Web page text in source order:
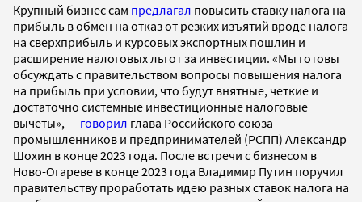
Крупный бизнес сам предлагал повысить ставку налога на
прибыль в обмен на отказ от резких изъятий вроде налога
на сверхприбыль и курсовых экспортных пошлин и
расширение налоговых льгот за инвестиции. «Мы готовы
обсуждать с правительством вопросы повышения налога
на прибыль при условии, что будут внятные, четкие и
достаточно системные инвестиционные налоговые
вычеты», — говорил глава Российского союза
промышленников и предпринимателей (РСПП) Александр
Шохин в конце 2023 года. После встречи с бизнесом в
Ново-Огареве в конце 2023 года Владимир Путин поручил
правительству проработать идею разных ставок налога на